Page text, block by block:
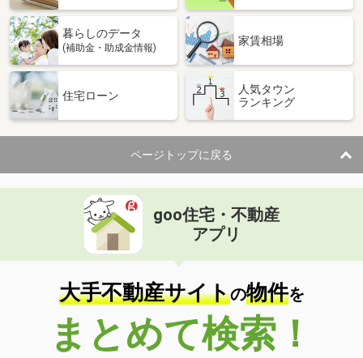
暮らしのデータ
(補助金・助成金情報)
家賃相場
住宅ローン
人気タウン
ランキング
ページトップに戻る
goo住宅・不動産
アプリ
大手不動産サイトの物件を
まとめて検索！